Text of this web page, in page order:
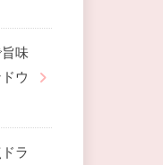
味
ウ
ラ